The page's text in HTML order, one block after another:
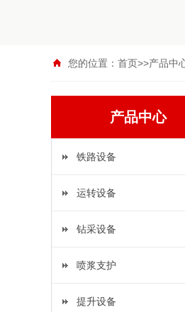
您的位置： 首页>>产品中
产品中心
铁路设备
运转设备
钻采设备
喷浆支护
提升设备